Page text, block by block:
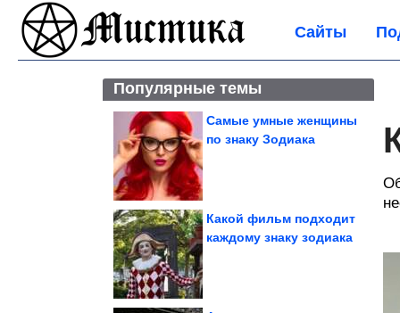
Сайты
Популярные темы
Самые умные женщины
по знаку Зодиака
Какой фильм подходит
каждому знаку зодиака